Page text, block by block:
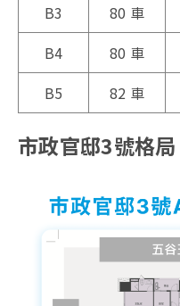
B3
80 車
B4
80 車
B5
82 車
市政官邸3號格局